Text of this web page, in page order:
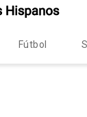
Fútbol